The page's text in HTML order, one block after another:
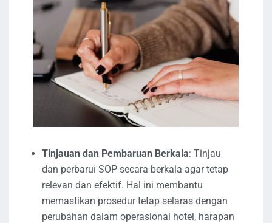
Tinjauan dan Pembaruan Berkala: Tinjau
dan perbarui SOP secara berkala agar tetap
relevan dan efektif. Hal ini membantu
memastikan prosedur tetap selaras dengan
perubahan dalam operasional hotel, harapan